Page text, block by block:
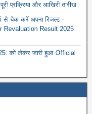
प्रक्रिया और आखिरी तारीख
से चेक करें अपना रिजल्ट -
Revaluation Result 2025
को लेकर जारी हुआ Official